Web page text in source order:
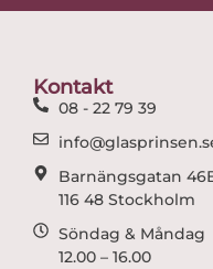
Kontakt
08 - 22 79 39
Barnängsgatan
116 48 Stockholm
Söndag & Måndag
12.00 – 16.00